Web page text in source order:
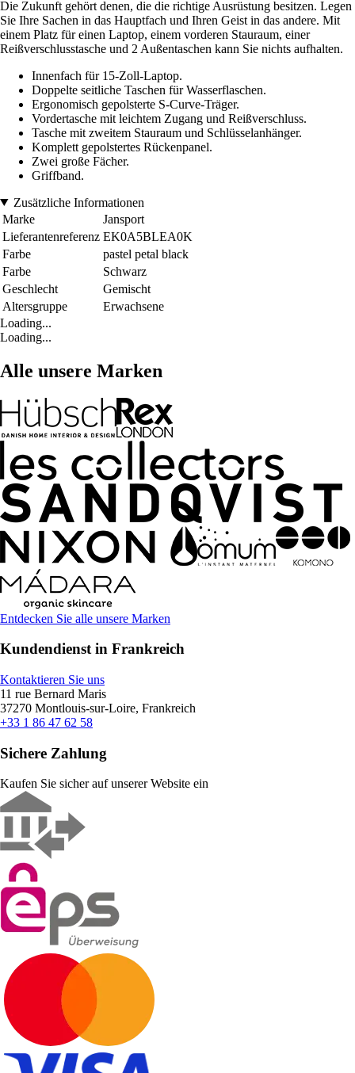
Die Zukunft gehört denen, die die richtige Ausrüstung besitzen. Legen
Sie Ihre Sachen in das Hauptfach und Ihren Geist in das andere. Mit
einem Platz für einen Laptop, einem vorderen Stauraum, einer
Reißverschlusstasche und 2 Außentaschen kann Sie nichts aufhalten.
Innenfach für 15-Zoll-Laptop.
Doppelte seitliche Taschen für Wasserflaschen.
Ergonomisch gepolsterte S-Curve-Träger.
Vordertasche mit leichtem Zugang und Reißverschluss.
Tasche mit zweitem Stauraum und Schlüsselanhänger.
Komplett gepolstertes Rückenpanel.
Zwei große Fächer.
Griffband.
Zusätzliche Informationen
Marke
Jansport
Lieferantenreferenz EK0A5BLEA0K
Farbe
pastel petal black
Farbe
Schwarz
Geschlecht
Gemischt
Altersgruppe
Erwachsene
Loading...
Loading...
Alle unsere Marken
Entdecken Sie alle unsere Marken
Kundendienst in Frankreich
Kontaktieren Sie uns
11 rue Bernard Maris
37270 Montlouis-sur-Loire, Frankreich
+33 1 86 47 62 58
Sichere Zahlung
Kaufen Sie sicher auf unserer Website ein